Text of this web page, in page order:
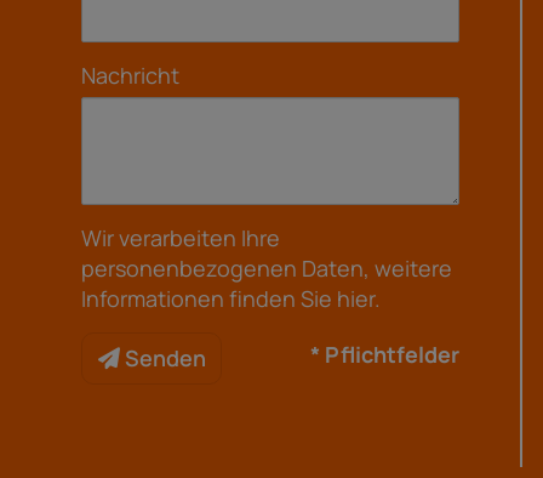
Nachricht
Wir verarbeiten Ihre
personenbezogenen Daten, weitere
Informationen finden Sie hier.
Senden * Pflichtfelder